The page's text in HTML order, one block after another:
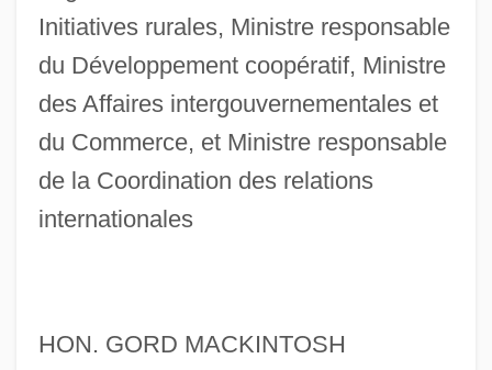
Initiatives rurales, Ministre responsable
du Développement coopératif, Ministre
des Affaires intergouvernementales et
du Commerce, et Ministre responsable
de la Coordination des relations
internationales
HON. GORD MACKINTOSH